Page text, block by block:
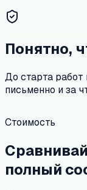
Понятно,
До старта работ
письменно и за
Стоимость
полный